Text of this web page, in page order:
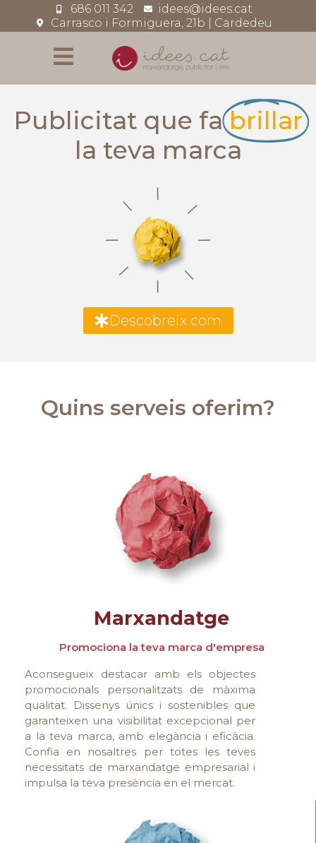
686 011 342
idees@idees.cat
Carrasco i Formiguera, 21b | Cardedeu
Publicitat que fa brillar
la teva marca
Descobreix com
Quins serveis oferim?
Marxandatge
Promociona la teva marca d'empresa
Aconsegueix destacar amb els objectes
promocionals personalitzats de màxima
qualitat. Dissenys únics i sostenibles que
garanteixen una visibilitat excepcional per
a la teva marca, amb elegància i eficàcia.
Confia en nosaltres per totes les teves
necessitats de marxandatge empresarial i
impulsa la teva presència en el mercat.